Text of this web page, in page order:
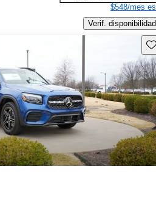
$548/mes
Verif. disponibilidad